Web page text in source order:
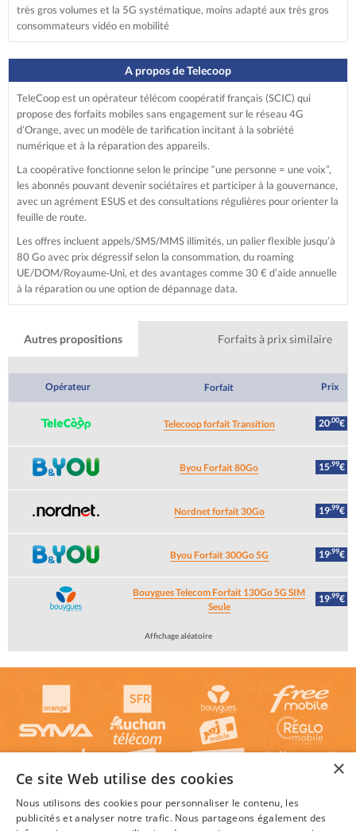
très gros volumes et la 5G systématique, moins adapté aux très gros
consommateurs vidéo en mobilité
A propos de Telecoop
TeleCoop est un opérateur télécom coopératif français (SCIC) qui
propose des forfaits mobiles sans engagement sur le réseau 4G
d’Orange, avec un modèle de tarification incitant à la sobriété
numérique et à la réparation des appareils.
La coopérative fonctionne selon le principe “une personne = une voix”,
les abonnés pouvant devenir sociétaires et participer à la gouvernance,
avec un agrément ESUS et des consultations régulières pour orienter la
feuille de route.
Les offres incluent appels/SMS/MMS illimités, un palier flexible jusqu’à
80 Go avec prix dégressif selon la consommation, du roaming
UE/DOM/Royaume‑Uni, et des avantages comme 30 € d’aide annuelle
à la réparation ou une option de dépannage data.
Autres propositions Forfaits à prix similaire
Opérateur Forfait Prix
Telecoop forfait Transition 20,00€
Byou Forfait 80Go 15,99€
Nordnet forfait 30Go 19,99€
Byou Forfait 300Go 5G 19,99€
Bouygues Telecom Forfait 130Go 5G SIM
Seule
19,99€
Affichage aléatoire
×
Ce site Web utilise des cookies
Nous utilisons des cookies pour personnaliser le contenu, les
publicités et analyser notre trafic. Nous partageons également des